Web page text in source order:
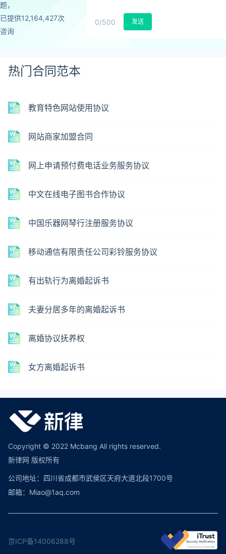
题，
已提供12,164,427次
咨询
0/500 发送
热门合同范本
教育特色网站使用协议
网站商家加盟合同
网上申请预付费电话业务服务协议
中文在线电子图书合作协议
中国乐器网琴行注册服务协议
移动通信有限责任公司彩铃服务协议
有出轨行为离婚起诉书
夫妻分居多年的离婚起诉书
离婚协议抚养权
女方离婚起诉书
Copyright © 2022 Mcbang All rights reserved.
新律网 版权所有
公司地址：四川省成都市武侯区天府大道北段1700号
邮箱：Miao@1aq.com
京ICP备14006288号